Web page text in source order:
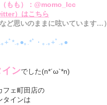
もも）：@momo_lcc
）はこちら
ど思いのままに呟いています…）
+ﾟ*.｡●｡.*ﾟ・｡.｡+ﾟ.｡●
ンでした(n*´ω`*n)
フェ町田店の
タインは